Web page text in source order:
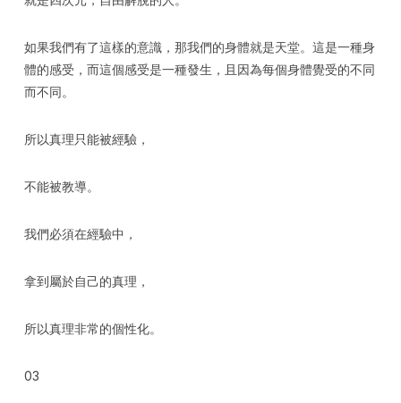
如果我們有了這樣的意識，那我們的身體就是天堂。這是一種身
體的感受，而這個感受是一種發生，且因為每個身體覺受的不同
而不同。
所以真理只能被經驗，
不能被教導。
我們必須在經驗中，
拿到屬於自己的真理，
所以真理非常的個性化。
03